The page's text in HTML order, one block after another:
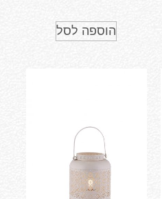
הוספה לסל